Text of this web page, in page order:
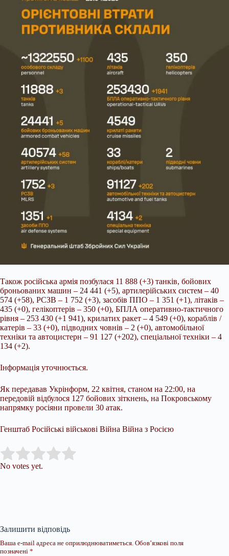
Також російська армія позбулася 11 888 (+3) танків, бойових
броньованих машин – 24 441 (+5), артилерійських систем – 40
574 (+58), РСЗВ – 1 752 (+3), засобів ППО – 1 351 (+1), літаків –
435 (+0), гелікоптерів – 350 (+0), БПЛА оперативно-тактичного
рівня – 253 430 (+1 941), крилатих ракет – 4 549 (+0), кораблів /
катерів – 33 (+0), підводних човнів – 2 (+0), автомобільної
техніки та автоцистерн – 91 127 (+202), спеціальної техніки – 4
134 (+2).
Інформація уточнюється.
Як передавав Укрінформ, 22 квітня, станом на 22:00, на
передовій відбулося 127 бойових зіткнень, на Покровському
напрямку росіяни провели 30 атак.
Генштаб Російські військові Війна Війна з Росією
Rate this item:
No votes yet.
Залишити відповідь
Ваша e-mail адреса не оприлюднюватиметься. Обов’язкові поля
позначені *